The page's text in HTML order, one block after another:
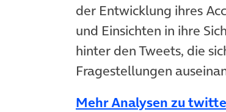
der Entwicklung ihres
und Einsichten in ihre
hinter den Tweets, die
Fragestellungen
Mehr Analysen zu